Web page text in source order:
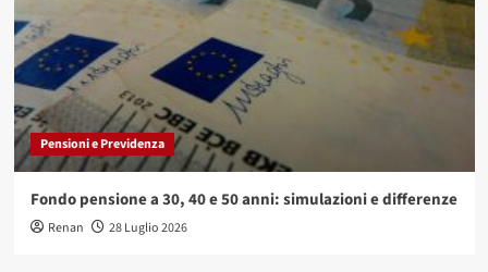
Pensioni e Previdenza
Fondo pensione a 30, 40 e 50 anni: simulazioni e differenze
Renan 28 Luglio 2026